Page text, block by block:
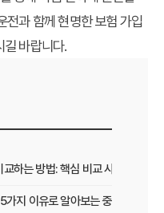
전과 함께 현명한 보험 가입
길 바랍니다.
하는 방법: 핵심 비교 사이트 활용
지 이유로 알아보는 중요성